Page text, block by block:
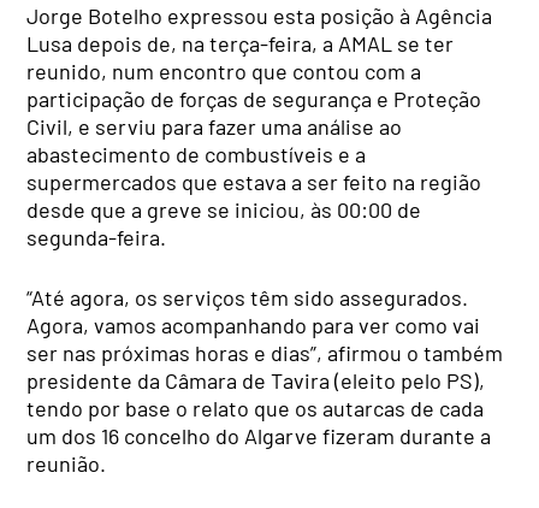
Jorge Botelho expressou esta posição à Agência
Lusa depois de, na terça-feira, a AMAL se ter
reunido, num encontro que contou com a
participação de forças de segurança e Proteção
Civil, e serviu para fazer uma análise ao
abastecimento de combustíveis e a
supermercados que estava a ser feito na região
desde que a greve se iniciou, às 00:00 de
segunda-feira.
“Até agora, os serviços têm sido assegurados.
Agora, vamos acompanhando para ver como vai
ser nas próximas horas e dias”, afirmou o também
presidente da Câmara de Tavira (eleito pelo PS),
tendo por base o relato que os autarcas de cada
um dos 16 concelho do Algarve fizeram durante a
reunião.